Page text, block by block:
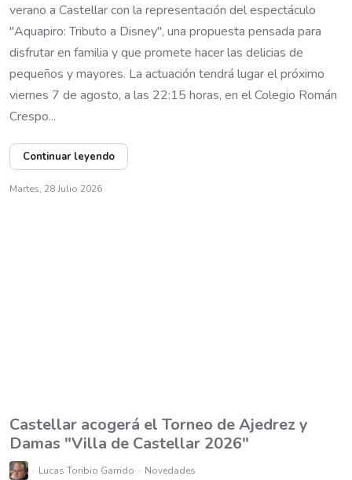
verano a Castellar con la representación del espectáculo
"Aquapiro: Tributo a Disney", una propuesta pensada para
disfrutar en familia y que promete hacer las delicias de
pequeños y mayores. La actuación tendrá lugar el próximo
viernes 7 de agosto, a las 22:15 horas, en el Colegio Román
Crespo...
Continuar leyendo
Martes, 28 Julio 2026
Castellar acogerá el Torneo de Ajedrez y
Damas "Villa de Castellar 2026"
Lucas Toribio Garrido Novedades